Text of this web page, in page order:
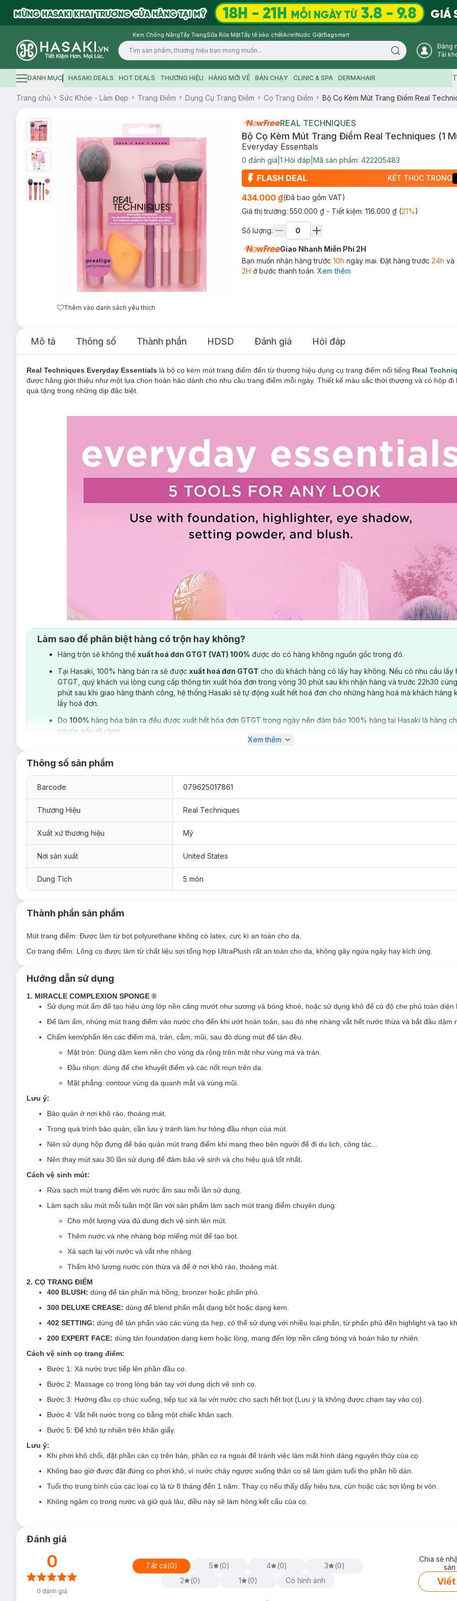
Kem Chống NắngTẩy TrangSữa Rửa MặtTẩy tế bào chếtArielNước GiặtBagsmart
Logo
Search icon
Đăng
Tài
Hamburger icon
DANH MỤC HASAKI DEALS HOT DEALS THƯƠNG HIỆU HÀNG MỚI VỀ BÁN CHẠY CLINIC & SPA DERMAHAIR
Trang chủ Sức Khỏe - Làm Đẹp Trang Điểm Dụng Cụ Trang Điểm Cọ Trang Điểm Bộ Cọ Kèm Mút Trang Điểm Real
Thêm vào danh sách yêu thích
REAL TECHNIQUES
Bộ Cọ Kèm Mút Trang Điểm Real Techniques (1
Everyday Essentials
0 đánh giá 1 Hỏi đáp Mã sản phẩm: 422205483
KẾT THÚC TRONG
434.000 ₫(Đã bao gồm VAT)
Giá thị trường: 550.000 ₫ - Tiết kiệm: 116.000 ₫(21%)
Số lượng:
Giao Nhanh Miễn Phí 2H
Bạn muốn nhận hàng trước 10h ngày mai. Đặt hàng trước 24h và
2H ở bước thanh toán. Xem thêm
Mô tả Thông số Thành phần HDSD Đánh giá Hỏi đáp
Real Techniques Everyday Essentials là bộ cọ kèm mút trang điểm đến từ thương hiệu dụng cụ trang điểm nổi tiếng Real
được hãng giới thiệu như một lựa chọn hoàn hảo dành cho nhu cầu trang điểm mỗi ngày. Thiết kế màu sắc thời thượng và có hộp đi
quà tặng trong những dịp đặc biệt.
Bộ sản phẩm bao gồm 1 bông mút trang điểm
MIRACLE COMPLEXION SPONGE ®:
cho các sản phẩm
dạng kem hoặc dạng lỏng.
400 BLUSH:Cọ má hồng với đầu cọ to tròn, có thể dùng để tán phấn má, bronzer hoặc phấn phủ.
402 SETTING BRUSH:Cọ phấn nhỏ với đầu cọ trung bình, dễ tán phấn vào các vùng da hẹp. Có thể sử dụng với nhiều loại
đến highlight và tạo khối.
200 EXPERT FACE:Cọ tán nền với lông cọ dày, thích hợp với foundation dạng kem hoặc dạng lỏng, vừa nhanh gọn lại tạo
300 DELUXE CREASE:Cọ tạo sống mũi, hốc mắt hoặc cọ che khuyết điểm.
Bộ cọ trang điểm
Lông nhân tạo giúp dễ dàng vệ sinh, kéo dài thời gian sử dụng và hạn chế các vấn đề về da.
Mút trang điểm
là sản phẩm bán chạy nhất từ thương hiệu Real Techniques, với
thiết kế hình quả
bạn dễ dàng thao tác để mang lại lớp nền đẹp hoàn hảo như ý muốn, che phủ từ nhẹ nhàng đến toàn diện các khuyết điểm trên da,
sử dụng ướt hoặc khô để tạo hiệu ứng lớp nền căng bóng hoặc mịn lì. Đặc biệt, chất liệu không chứa latex an toàn cho mọi loại da
Làm sao để phân biệt hàng có trộn hay không?
Hàng trộn sẽ không thể xuất hoá đơn GTGT (VAT) 100% được do có hàng không nguồn gốc trong đó.
Tại Hasaki, 100% hàng bán ra sẽ được xuất hoá đơn GTGT cho dù khách hàng có lấy hay không. Nếu có nhu cầu lấy
GTGT, quý khách vui lòng cung cấp thông tin xuất hóa đơn trong vòng 30 phút sau khi nhận hàng và trước 22h30
phút sau khi giao hàng thành công, hệ thống Hasaki sẽ tự động xuất hết hoá đơn cho những hàng hoá mà khách hàng
lấy hoá đơn.
Do 100% hàng hóa bán ra đều được xuất hết hóa đơn GTGT trong ngày nên đảm bảo 100% hàng tại Hasaki là hàng
nguồn gốc rõ ràng.
Xem thêm
Thông số sản phẩm
Barcode 079625017861
Thương Hiệu Real Techniques
Xuất xứ thương hiệu Mỹ
Nơi sản xuất United States
Dung Tích 5 món
Thành phần sản phẩm
Mút trang điểm: Được làm từ bọt polyurethane không có latex, cực kì an toàn cho da.
Cọ trang điểm: Lông cọ được làm từ chất liệu sợi tổng hợp UltraPlush rất an toàn cho da, không gây ngứa ngáy hay kích ứng.
Hướng dẫn sử dụng
1. MIRACLE COMPLEXION SPONGE ®
Sử dụng mút ẩm để tạo hiệu ứng lớp nền căng mướt như sương và bóng khoẻ, hoặc sử dụng khô để có độ che phủ toàn diện
Để làm ẩm, nhúng mút trang điểm vào nước cho đến khi ướt hoàn toàn, sau đó nhẹ nhàng vắt hết nước thừa và bắt đầu dặm
Chấm kem/phấn lên các điểm má, trán, cằm, mũi, sau đó dùng mút để tán đều.
Mặt tròn: Dùng dặm kem nền cho vùng da rộng trên mặt như vùng má và trán.
Đầu nhọn: dùng để che khuyết điểm và các nốt mụn trên da.
Mặt phẳng: contour vùng da quanh mắt và vùng mũi.
Lưu ý:
Bảo quản ở nơi khô ráo, thoáng mát.
Trong quá trình bảo quản, cần lưu ý tránh làm hư hỏng đầu nhọn của mút.
Nên sử dụng hộp đựng để bảo quản mút trang điểm khi mang theo bên người để đi du lịch, công tác...
Nên thay mút sau 30 lần sử dụng để đảm bảo vệ sinh và cho hiệu quả tốt nhất.
Cách vệ sinh mút:
Rửa sạch mút trang điểm với nước ấm sau mỗi lần sử dụng.
Làm sạch sâu mút mỗi tuần một lần với sản phẩm làm sạch mút trang điểm chuyên dụng:
Cho một lượng vừa đủ dung dịch vệ sinh lên mút.
Thêm nước và nhẹ nhàng bóp miếng mút để tạo bọt.
Xả sạch lại với nước và vắt nhẹ nhàng.
Thấm khô lượng nước còn thừa và để ở nơi khô ráo, thoáng mát.
2. CỌ TRANG ĐIỂM
400 BLUSH: dùng để tán phấn má hồng, bronzer hoặc phấn phủ.
300 DELUXE CREASE: dùng để blend phấn mắt dạng bột hoặc dạng kem.
402 SETTING: dùng để tán phấn vào các vùng da hẹp, có thể sử dụng với nhiều loại phấn, từ phấn phủ đến highlight và tạo
200 EXPERT FACE: dùng tán foundation dạng kem hoặc lỏng, mang đến lớp nền căng bóng và hoàn hảo tự nhiên.
Cách vệ sinh cọ trang điểm:
Bước 1: Xả nước trực tiếp lên phần đầu cọ.
Bước 2: Massage cọ trong lòng bàn tay với dung dịch vệ sinh cọ.
Bước 3: Hướng đầu cọ chúc xuống, tiếp tục xả lại với nước cho sạch hết bọt (Lưu ý là không được chạm tay vào cọ).
Bước 4: Vắt hết nước trong cọ bằng một chiếc khăn sạch.
Bước 5: Để khô tự nhiên trên khăn giấy.
Lưu ý:
Khi phơi khô chổi, đặt phần cán cọ trên bàn, phần cọ ra ngoài để tránh việc làm mất hình dáng nguyên thủy của cọ
Không bao giờ được đặt đứng cọ phơi khô, vì nước chảy ngược xuống thân cọ sẽ làm giảm tuổi thọ phần hồ dán.
Tuổi thọ trung bình của các loại cọ là từ 8 tháng đến 1 năm. Thay cọ nếu thấy dấy hiệu tưa, cùn hoặc các sợi lông bị vón.
Không ngâm cọ trong nước và giữ quá lâu, điều này sẽ làm hỏng kết cấu của cọ.
Đánh giá
0
0 đánh giá
Tất cả(0) 5 (0) 4 (0) 3 (0)
2
(0) 1 (0) Có hình ảnh
Chia sẻ
Viết